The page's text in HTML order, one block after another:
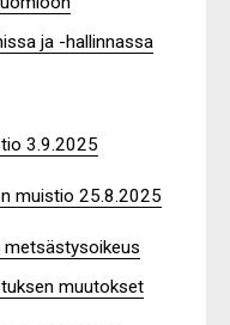
ja -hallinnassa
3.9.2025
muistio 25.8.2025
metsästysoikeus
muutokset